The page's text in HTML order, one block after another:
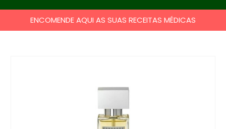
ENCOMENDE AQUI AS SUAS RECEITAS MÉDICAS